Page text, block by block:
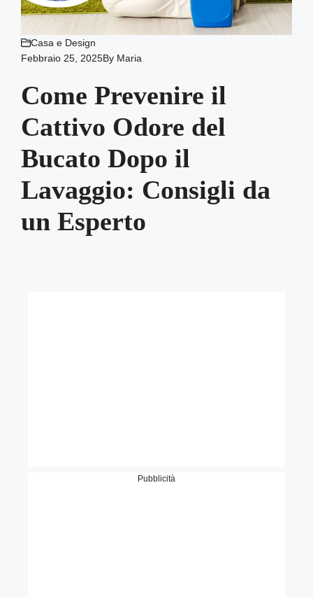
Casa e Design
Febbraio 25, 2025By Maria
Come Prevenire il
Cattivo Odore del
Bucato Dopo il
Lavaggio: Consigli da
un Esperto
Pubblicità